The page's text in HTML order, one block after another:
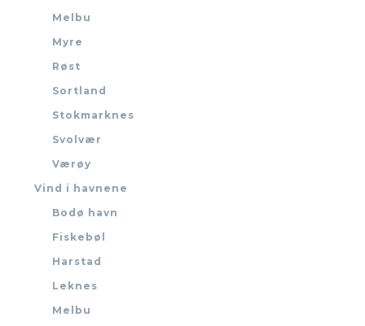
Melbu
Myre
Røst
Sortland
Stokmarknes
Svolvær
Værøy
Vind i havnene
Bodø havn
Fiskebøl
Harstad
Leknes
Melbu